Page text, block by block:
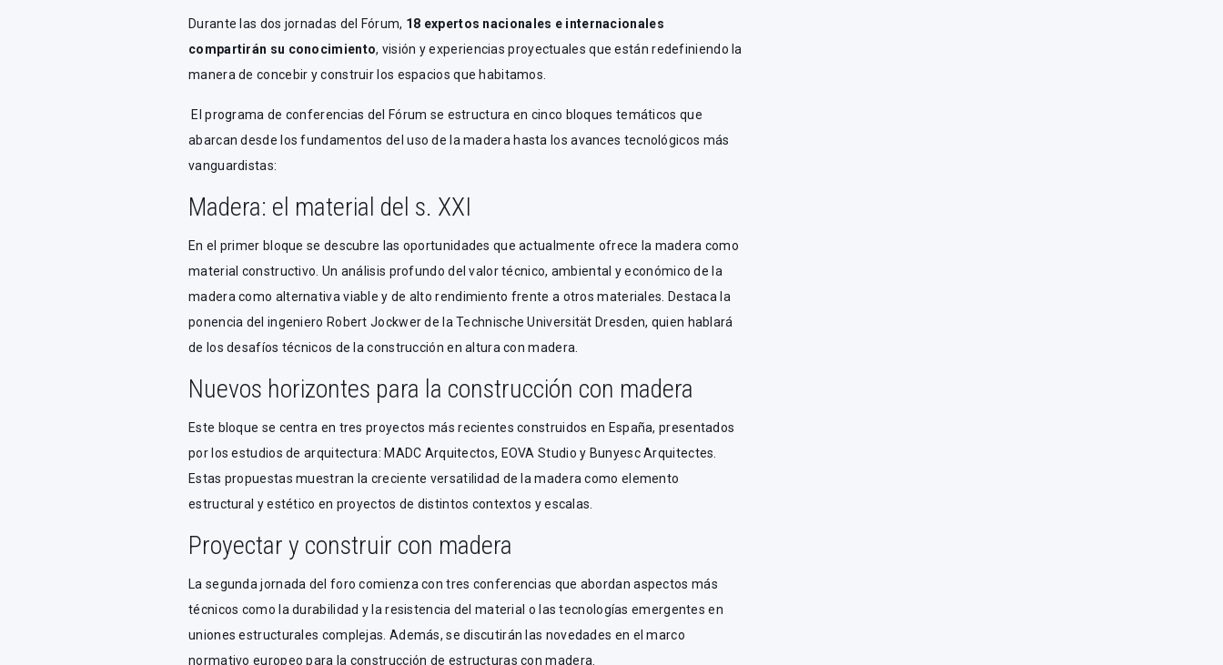
Durante las dos jornadas del Fórum, 18 expertos nacionales e internacionales
compartirán su conocimiento, visión y experiencias proyectuales que están redefiniendo la
manera de concebir y construir los espacios que habitamos.
El programa de conferencias del Fórum se estructura en cinco bloques temáticos que
abarcan desde los fundamentos del uso de la madera hasta los avances tecnológicos más
vanguardistas:
Madera: el material del s. XXI
En el primer bloque se descubre las oportunidades que actualmente ofrece la madera como
material constructivo. Un análisis profundo del valor técnico, ambiental y económico de la
madera como alternativa viable y de alto rendimiento frente a otros materiales. Destaca la
ponencia del ingeniero Robert Jockwer de la Technische Universität Dresden, quien hablará
de los desafíos técnicos de la construcción en altura con madera.
Nuevos horizontes para la construcción con madera
Este bloque se centra en tres proyectos más recientes construidos en España, presentados
por los estudios de arquitectura: MADC Arquitectos, EOVA Studio y Bunyesc Arquitectes.
Estas propuestas muestran la creciente versatilidad de la madera como elemento
estructural y estético en proyectos de distintos contextos y escalas.
Proyectar y construir con madera
La segunda jornada del foro comienza con tres conferencias que abordan aspectos más
técnicos como la durabilidad y la resistencia del material o las tecnologías emergentes en
uniones estructurales complejas. Además, se discutirán las novedades en el marco
normativo europeo para la construcción de estructuras con madera.